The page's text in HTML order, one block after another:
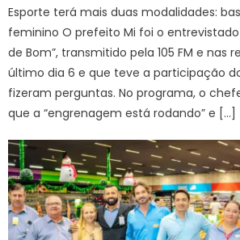
Esporte terá mais duas modalidades:
feminino O prefeito Mi foi o entrevistado
de Bom”, transmitido pela 105 FM e nas
último dia 6 e que teve a participação
fizeram perguntas. No programa, o
que a “engrenagem está rodando” e […]